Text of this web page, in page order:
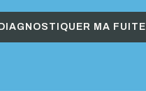
MA FUITE